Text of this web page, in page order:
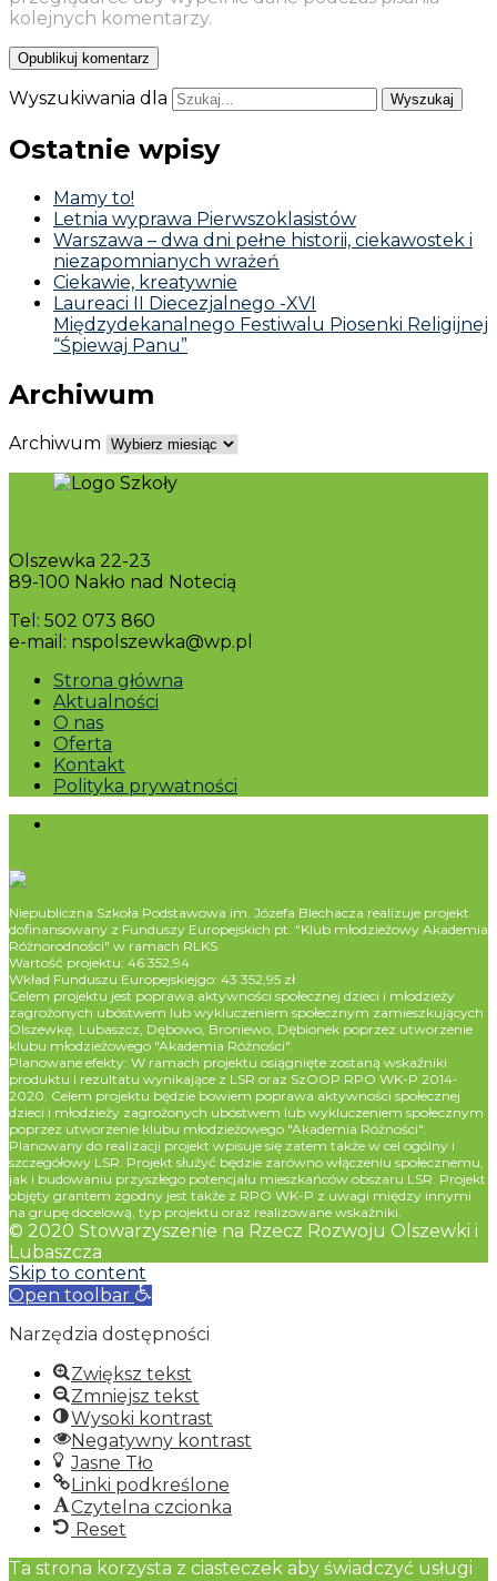
kolejnych komentarzy.
Wyszukiwania dla
Ostatnie wpisy
Mamy to!
Letnia wyprawa Pierwszoklasistów
Warszawa – dwa dni pełne historii, ciekawostek i
niezapomnianych wrażeń
Ciekawie, kreatywnie
Laureaci II Diecezjalnego -XVI
Międzydekanalnego Festiwalu Piosenki Religijnej
“Śpiewaj Panu”
Archiwum
Archiwum
Olszewka 22-23
89-100 Nakło nad Notecią
Tel: 502 073 860
e-mail: nspolszewka@wp.pl
Strona główna
Aktualności
O nas
Oferta
Kontakt
Polityka prywatności
Niepubliczna Szkoła Podstawowa im. Józefa Blechacza realizuje projekt
dofinansowany z Funduszy Europejskich pt. "Klub młodzieżowy Akademia
Różnorodności" w ramach RLKS
Wartość projektu: 46 352,94
Wkład Funduszu Europejskiejgo: 43 352,95 zł
Celem projektu jest poprawa aktywności społecznej dzieci i młodzieży
zagrożonych ubóstwem lub wykluczeniem społecznym zamieszkujących
Olszewkę, Lubaszcz, Dębowo, Broniewo, Dębionek poprzez utworzenie
klubu młodzieżowego "Akademia Różności".
Planowane efekty: W ramach projektu osiągnięte zostaną wskaźniki
produktu i rezultatu wynikające z LSR oraz SzOOP RPO WK-P 2014-
2020. Celem projektu będzie bowiem poprawa aktywności społecznej
dzieci i młodzieży zagrożonych ubóstwem lub wykluczeniem społecznym
poprzez utworzenie klubu młodzieżowego "Akademia Różności".
Planowany do realizacji projekt wpisuje się zatem także w cel ogólny i
szczegółowy LSR. Projekt służyć będzie zarówno włączeniu społecznemu,
jak i budowaniu przyszłego potencjału mieszkańców obszaru LSR. Projekt
objęty grantem zgodny jest także z RPO WK-P z uwagi między innymi
na grupę docelową, typ projektu oraz realizowane wskaźniki.
© 2020 Stowarzyszenie na Rzecz Rozwoju Olszewki i
Lubaszcza
Skip to content
Open toolbar
Narzędzia dostępności
Zwiększ tekst
Zmniejsz tekst
Wysoki kontrast
Negatywny kontrast
Jasne Tło
Linki podkreślone
Czytelna czcionka
Reset
Ta strona korzysta z ciasteczek aby świadczyć usługi